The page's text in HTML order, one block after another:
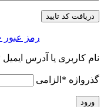
دریافت کد تایید
رمز عبور
نام کاربری یا آدرس ایمیل
گذرواژه * الزامی
ورود